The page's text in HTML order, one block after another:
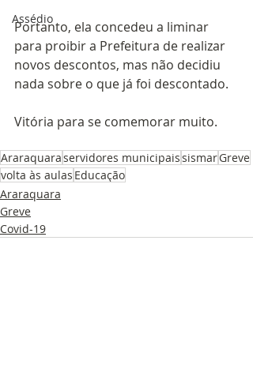
Assédio
Portanto, ela concedeu a liminar
para proibir a Prefeitura de realizar
novos descontos, mas não decidiu
nada sobre o que já foi descontado.
Vitória para se comemorar muito.
Araraquaraservidores municipaissismarGreve
volta às aulas Educação
Araraquara
Greve
Covid-19